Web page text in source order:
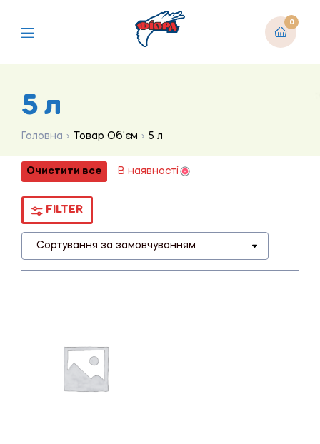
0
5 л
Головна Товар Об'єм 5 л
Очистити все В наявності
FILTER